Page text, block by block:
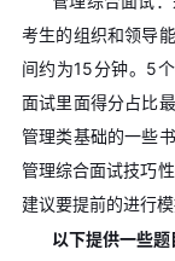
考生的组织和领导
间约为15分钟。5
面试里面得分占比
管理类基础的一些
管理综合面试技巧
建议要提前的进行
以下提供一些题